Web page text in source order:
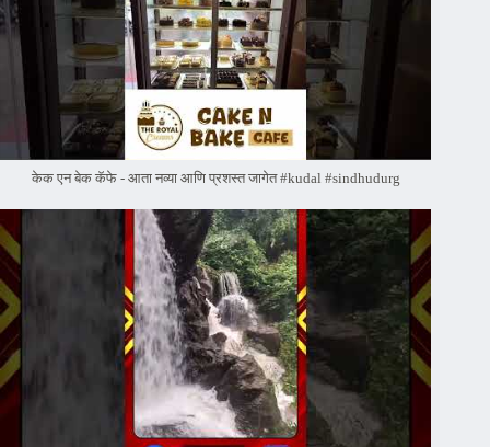
केक एन बेक कॅफे - आता नव्या आणि प्रशस्त जागेत #kudal #sindhudurg